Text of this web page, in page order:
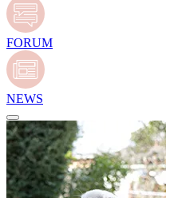
FORUM
NEWS